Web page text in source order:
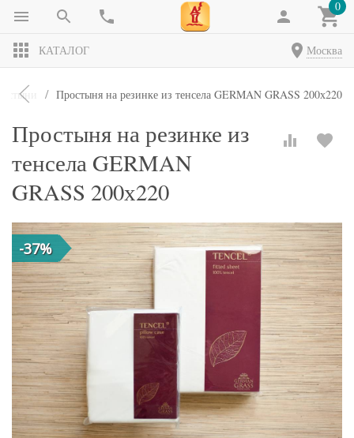
0
КАТАЛОГ Москва
Простыня на резинке из тенсела GERMAN GRASS 200х220
Простыня на резинке из
тенсела GERMAN
GRASS 200х220
-37%